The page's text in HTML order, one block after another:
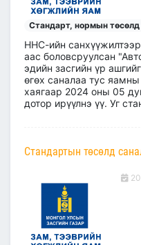
Стандарт, нормын төсөлд
ННС-ийн
аас боловсруулсан
эдийн засгийн үр
өгөх саналаа тус
хаягаар 2024 оны 05
дотор ирүүлнэ үү. Уг
Стандартын төсөлд